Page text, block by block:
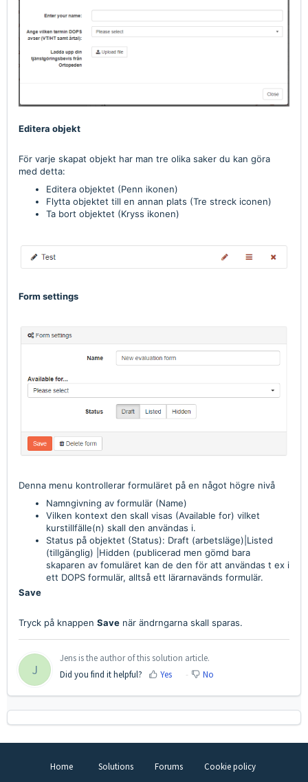
Editera objekt
För varje skapat objekt har man tre olika saker du kan göra
med detta:
Editera objektet (Penn ikonen)
Flytta objektet till en annan plats (Tre streck iconen)
Ta bort objektet (Kryss ikonen)
Form settings
Denna menu kontrollerar formuläret på en något högre nivå
Namngivning av formulär (Name)
Vilken kontext den skall visas (Available for) vilket
kurstillfälle(n) skall den användas i.
Status på objektet (Status): Draft (arbetsläge)|Listed
(tillgänglig) |Hidden (publicerad men gömd bara
skaparen av fomuläret kan de den för att användas t ex i
ett DOPS formulär, alltså ett lärarnavänds formulär.
Save
Tryck på knappen Save när ändrngarna skall sparas.
J
Jens is the author of this solution article.
Did you find it helpful?
Yes No
Home Solutions Forums Cookie policy